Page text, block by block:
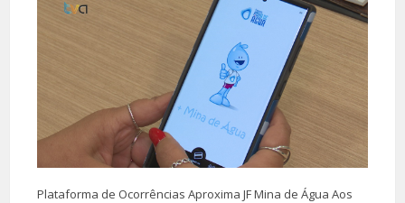
Plataforma de Ocorrências Aproxima JF Mina de Água Aos